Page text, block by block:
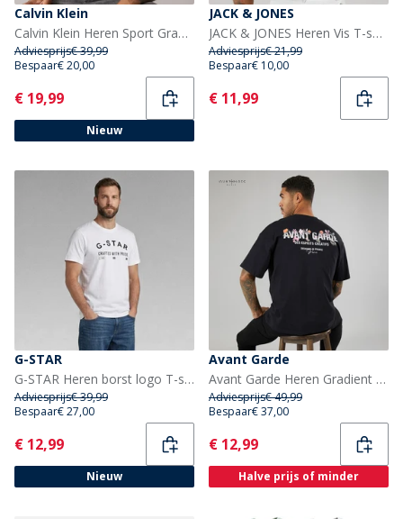
Calvin Klein
Calvin Klein Heren Sport Grafisch T-shirt Zwart
Adviesprijs€ 39,99
Bespaar€ 20,00
Current
€ 19,99
Nieuw
JACK & JONES
JACK & JONES Heren Vis T-shirt Moonbeam Fish
Adviesprijs€ 21,99
Bespaar€ 10,00
Current
€ 11,99
G-STAR
G-STAR Heren borst logo T-shirt Wit
Adviesprijs€ 39,99
Bespaar€ 27,00
Current
€ 12,99
Nieuw
Avant Garde
Avant Garde Heren Gradient T-shirts Zwart
Adviesprijs€ 49,99
Bespaar€ 37,00
Current
€ 12,99
Halve prijs of minder